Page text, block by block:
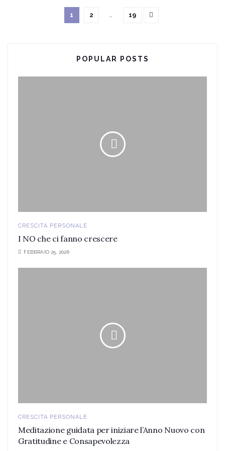
1 2 … 19
POPULAR POSTS
CRESCITA PERSONALE
I NO che ci fanno crescere
FEBBRAIO 25, 2026
CRESCITA PERSONALE
Meditazione guidata per iniziare l’Anno Nuovo con
Gratitudine e Consapevolezza